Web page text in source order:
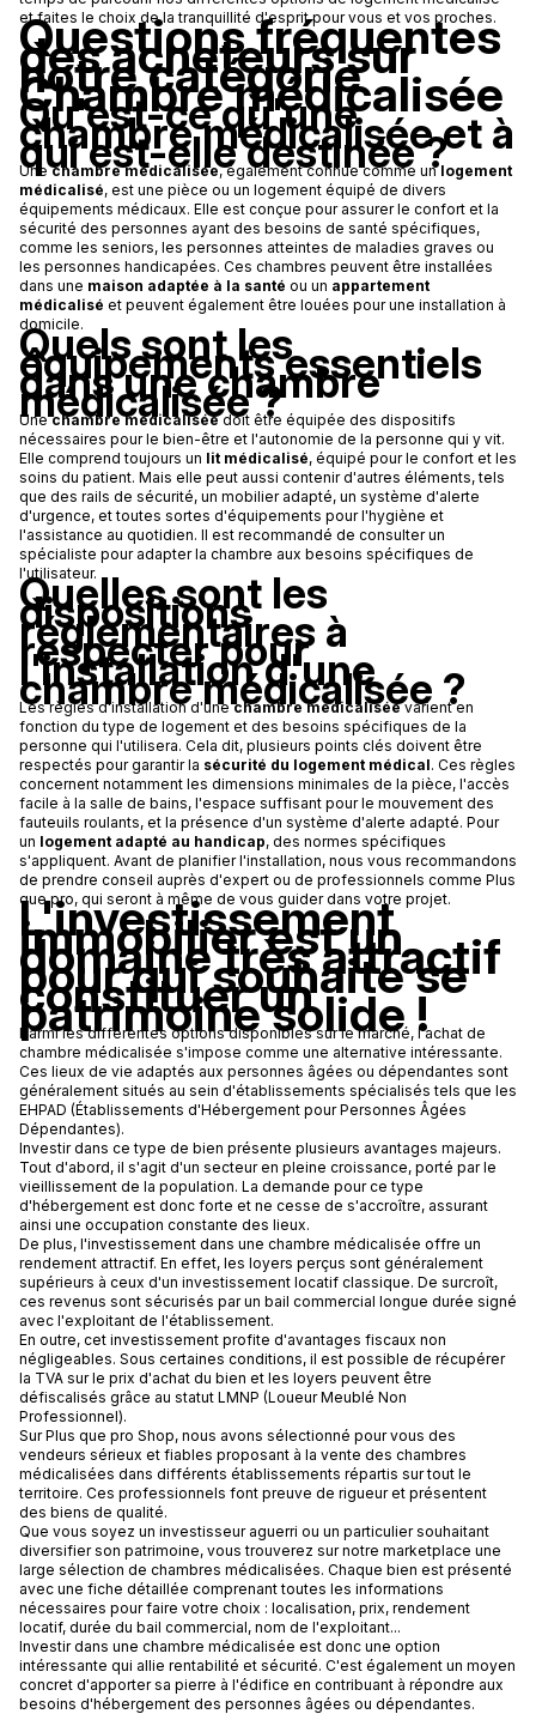
et faites le choix de la tranquillité d'esprit pour vous et vos proches.
Questions fréquentes
des acheteurs sur
notre catégorie
Chambre médicalisée
Qu'est-ce qu'une
chambre médicalisée et à
qui est-elle destinée ?
Unechambre médicalisée, également connue comme unlogement
médicalisé, est une pièce ou un logement équipé de divers
équipements médicaux. Elle est conçue pour assurer le confort et la
sécurité des personnes ayant des besoins de santé spécifiques,
comme les seniors, les personnes atteintes de maladies graves ou
les personnes handicapées. Ces chambres peuvent être installées
dans une maison adaptée à la santé ou un appartement
médicalisé et peuvent également être louées pour une installation à
domicile.
Quels sont les
équipements essentiels
dans une chambre
médicalisée ?
Unechambre médicaliséedoit être équipée des dispositifs
nécessaires pour le bien-être et l'autonomie de la personne qui y vit.
Elle comprend toujours un lit médicalisé, équipé pour le confort et les
soins du patient. Mais elle peut aussi contenir d'autres éléments, tels
que des rails de sécurité, un mobilier adapté, un système d'alerte
d'urgence, et toutes sortes d'équipements pour l'hygiène et
l'assistance au quotidien. Il est recommandé de consulter un
spécialiste pour adapter la chambre aux besoins spécifiques de
l'utilisateur.
Quelles sont les
dispositions
réglementaires à
respecter pour
l'installation d'une
chambre médicalisée ?
Les règles d'installation d'unechambre médicaliséevarient en
fonction du type de logement et des besoins spécifiques de la
personne qui l'utilisera. Cela dit, plusieurs points clés doivent être
respectés pour garantir la sécurité du logement médical. Ces règles
concernent notamment les dimensions minimales de la pièce, l'accès
facile à la salle de bains, l'espace suffisant pour le mouvement des
fauteuils roulants, et la présence d'un système d'alerte adapté. Pour
un logement adapté au handicap, des normes spécifiques
s'appliquent. Avant de planifier l'installation, nous vous recommandons
de prendre conseil auprès d'expert ou de professionnels comme Plus
que pro, qui seront à même de vous guider dans votre projet.
L'investissement
immobilier est un
domaine très attractif
pour qui souhaite se
constituer un
patrimoine solide !
Parmi les différentes options disponibles sur le marché, l'achat de
chambre médicalisée s'impose comme une alternative intéressante.
Ces lieux de vie adaptés aux personnes âgées ou dépendantes sont
généralement situés au sein d'établissements spécialisés tels que les
EHPAD (Établissements d'Hébergement pour Personnes Âgées
Dépendantes).
Investir dans ce type de bien présente plusieurs avantages majeurs.
Tout d'abord, il s'agit d'un secteur en pleine croissance, porté par le
vieillissement de la population. La demande pour ce type
d'hébergement est donc forte et ne cesse de s'accroître, assurant
ainsi une occupation constante des lieux.
De plus, l'investissement dans une chambre médicalisée offre un
rendement attractif. En effet, les loyers perçus sont généralement
supérieurs à ceux d'un investissement locatif classique. De surcroît,
ces revenus sont sécurisés par un bail commercial longue durée signé
avec l'exploitant de l'établissement.
En outre, cet investissement profite d'avantages fiscaux non
négligeables. Sous certaines conditions, il est possible de récupérer
la TVA sur le prix d'achat du bien et les loyers peuvent être
défiscalisés grâce au statut LMNP (Loueur Meublé Non
Professionnel).
Sur Plus que pro Shop, nous avons sélectionné pour vous des
vendeurs sérieux et fiables proposant à la vente des chambres
médicalisées dans différents établissements répartis sur tout le
territoire. Ces professionnels font preuve de rigueur et présentent
des biens de qualité.
Que vous soyez un investisseur aguerri ou un particulier souhaitant
diversifier son patrimoine, vous trouverez sur notre marketplace une
large sélection de chambres médicalisées. Chaque bien est présenté
avec une fiche détaillée comprenant toutes les informations
nécessaires pour faire votre choix : localisation, prix, rendement
locatif, durée du bail commercial, nom de l'exploitant...
Investir dans une chambre médicalisée est donc une option
intéressante qui allie rentabilité et sécurité. C'est également un moyen
concret d'apporter sa pierre à l'édifice en contribuant à répondre aux
besoins d'hébergement des personnes âgées ou dépendantes.